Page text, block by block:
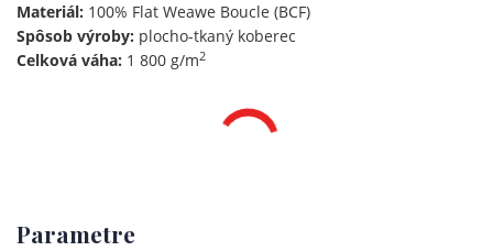
Materiál: 100% Flat Weawe Boucle (BCF)
Spôsob výroby: plocho-tkaný koberec
Celková váha: 1 800 g/m2
Parametre